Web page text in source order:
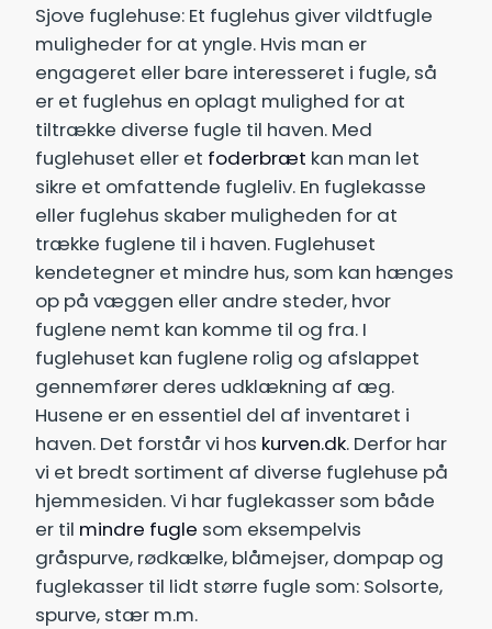
Sjove fuglehuse: Et fuglehus giver vildtfugle
muligheder for at yngle. Hvis man er
engageret eller bare interesseret i fugle, så
er et fuglehus en oplagt mulighed for at
tiltrække diverse fugle til haven. Med
fuglehuset eller et foderbræt kan man let
sikre et omfattende fugleliv. En fuglekasse
eller fuglehus skaber muligheden for at
trække fuglene til i haven. Fuglehuset
kendetegner et mindre hus, som kan hænges
op på væggen eller andre steder, hvor
fuglene nemt kan komme til og fra. I
fuglehuset kan fuglene rolig og afslappet
gennemfører deres udklækning af æg.
Husene er en essentiel del af inventaret i
haven. Det forstår vi hos kurven.dk. Derfor har
vi et bredt sortiment af diverse fuglehuse på
hjemmesiden. Vi har fuglekasser som både
er til mindre fugle som eksempelvis
gråspurve, rødkælke, blåmejser, dompap og
fuglekasser til lidt større fugle som: Solsorte,
spurve, stær m.m.